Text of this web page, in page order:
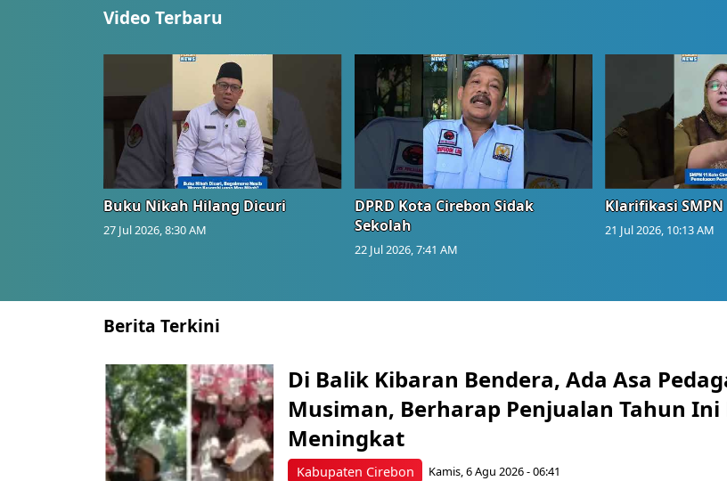
Video Terbaru
Buku Nikah Hilang Dicuri
27 Jul 2026, 8:30 AM
DPRD Kota Cirebon Sidak
Sekolah
22 Jul 2026, 7:41 AM
Klarifikasi
21 Jul 2026, 10:13 AM
Berita Terkini
Kabupaten Cirebon
Di Balik Kibaran Bendera, Ada Asa
Musiman, Berharap Penjualan Tahun Ini
Meningkat
Kamis, 6 Agu 2026 - 06:41